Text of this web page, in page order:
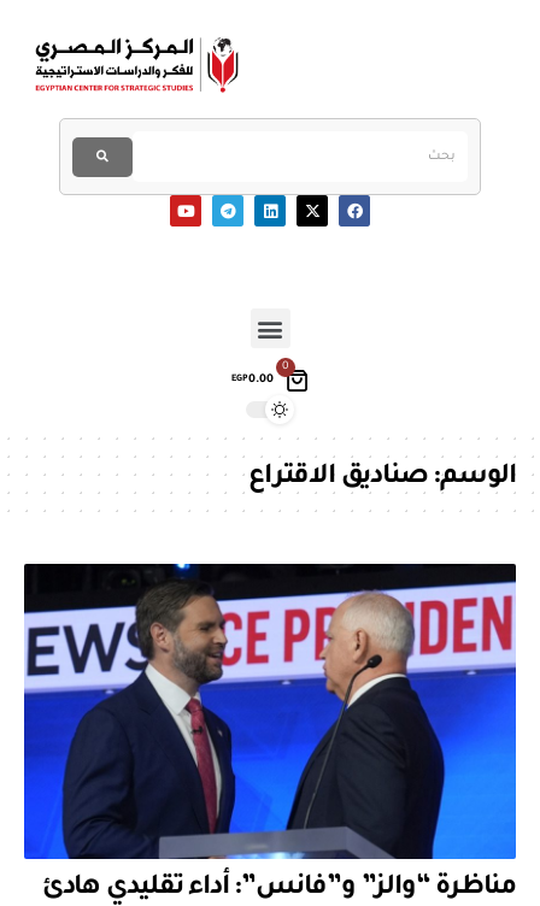
0
EGP0.00
الوسم:صناديق الاقتراع
مناظرة “والز” و”فانس”: أداء تقليدي هادئ